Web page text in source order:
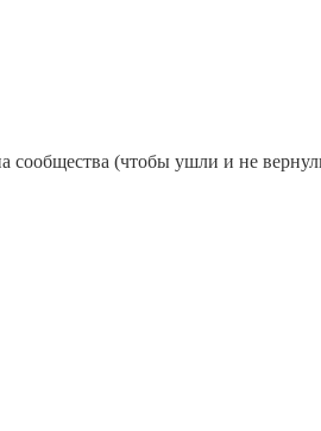
(чтобы ушли и не